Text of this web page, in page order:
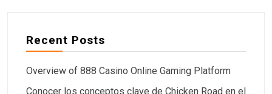
Recent Posts
Overview of 888 Casino Online Gaming Platform
Conocer los conceptos clave de Chicken Road en el